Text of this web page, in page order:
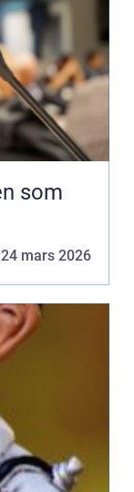
24 mars 2026